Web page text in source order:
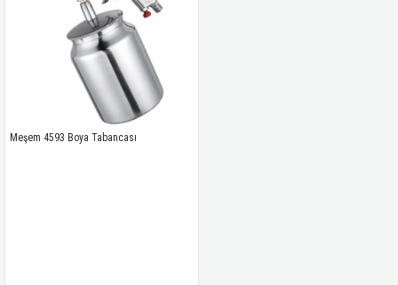
Meşem 4593 Boya Tabancası